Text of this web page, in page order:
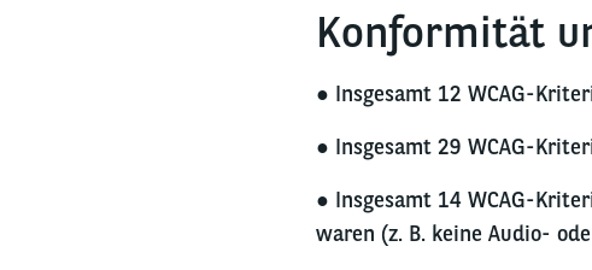
Konformität
● Insgesamt 12 WCAG-
● Insgesamt 29 WCAG-
● Insgesamt 14 WCAG-
waren (z. B. keine Audio-